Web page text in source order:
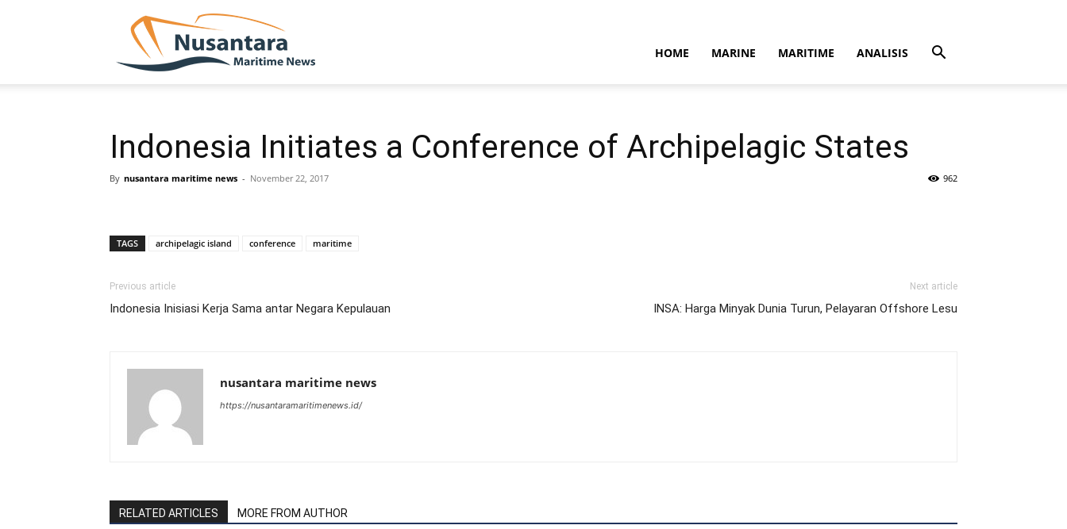
HOME MARINE MARITIME ANALISIS
Indonesia Initiates a Conference of Archipelagic States
By nusantara maritime news - November 22, 2017 962
TAGS archipelagic island conference maritime
Previous article
Indonesia Inisiasi Kerja Sama antar Negara Kepulauan
Next article
INSA: Harga Minyak Dunia Turun, Pelayaran Offshore Lesu
nusantara maritime news
https://nusantaramaritimenews.id/
RELATED ARTICLES MORE FROM AUTHOR